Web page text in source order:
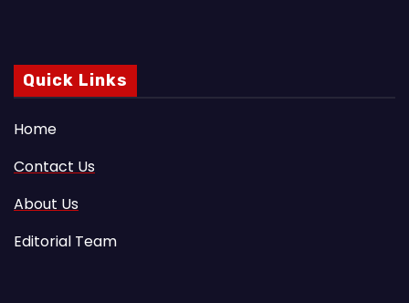
Quick Links
Home
Contact Us
About Us
Editorial Team